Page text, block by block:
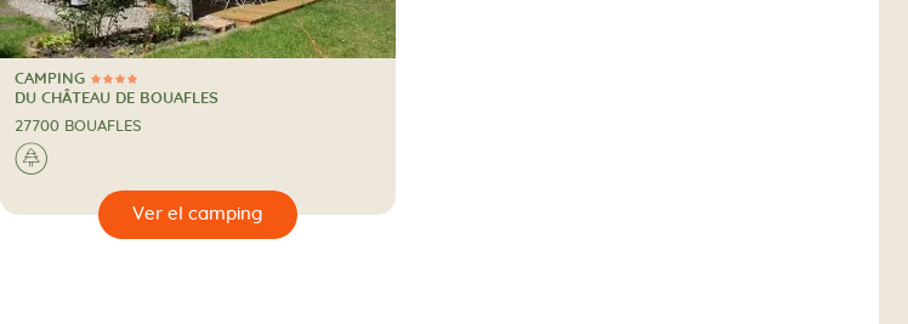
4 Estrellas
CAMPING
CAMPING
DU CHÂTEAU DE BOUAFLES
27700 BOUAFLES
🌲